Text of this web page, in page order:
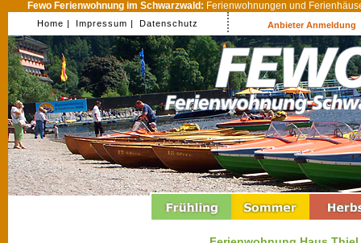
Fewo Ferienwohnung im Schwarzwald: Ferienwohnungen und
Home | Impressum | Datenschutz Anbieter Anmeldung